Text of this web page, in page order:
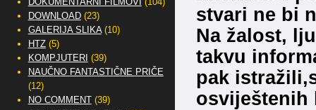
stvari ne bi
Na žalost,
takvu
pak
osviještenih
DOWNLOAD(23)
GALERIJA SLIKA(10)
HTZ(5)
KOMPJUTERI (39)
NAUČNO FANTASTIČNE PRIČE
(12)
NO COMMENT(39)